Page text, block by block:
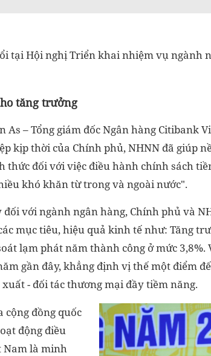
tại Hội nghị Triển khai nhiệm vụ ngành
tăng trưởng
As – Tổng giám đốc Ngân hàng Citibank
kịp thời của Chính phủ, NHNN đã giúp
thức đối với việc điều hành chính sách
khó khăn từ trong và ngoài nước".
với ngành ngân hàng, Chính phủ và
mục tiêu, hiệu quả kinh tế như: Tăng
lạm phát năm thành công ở mức 3,8%.
gần đây, khẳng định vị thế một điểm
- đối tác thương mại đầy tiềm năng.
cộng đồng quốc
động điều
Nam là minh